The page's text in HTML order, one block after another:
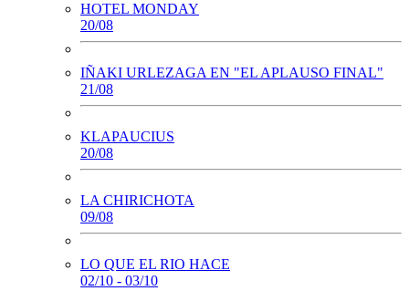
HOTEL MONDAY
20/08
IÑAKI URLEZAGA EN "EL APLAUSO FINAL"
21/08
KLAPAUCIUS
20/08
LA CHIRICHOTA
09/08
LO QUE EL RIO HACE
02/10 - 03/10